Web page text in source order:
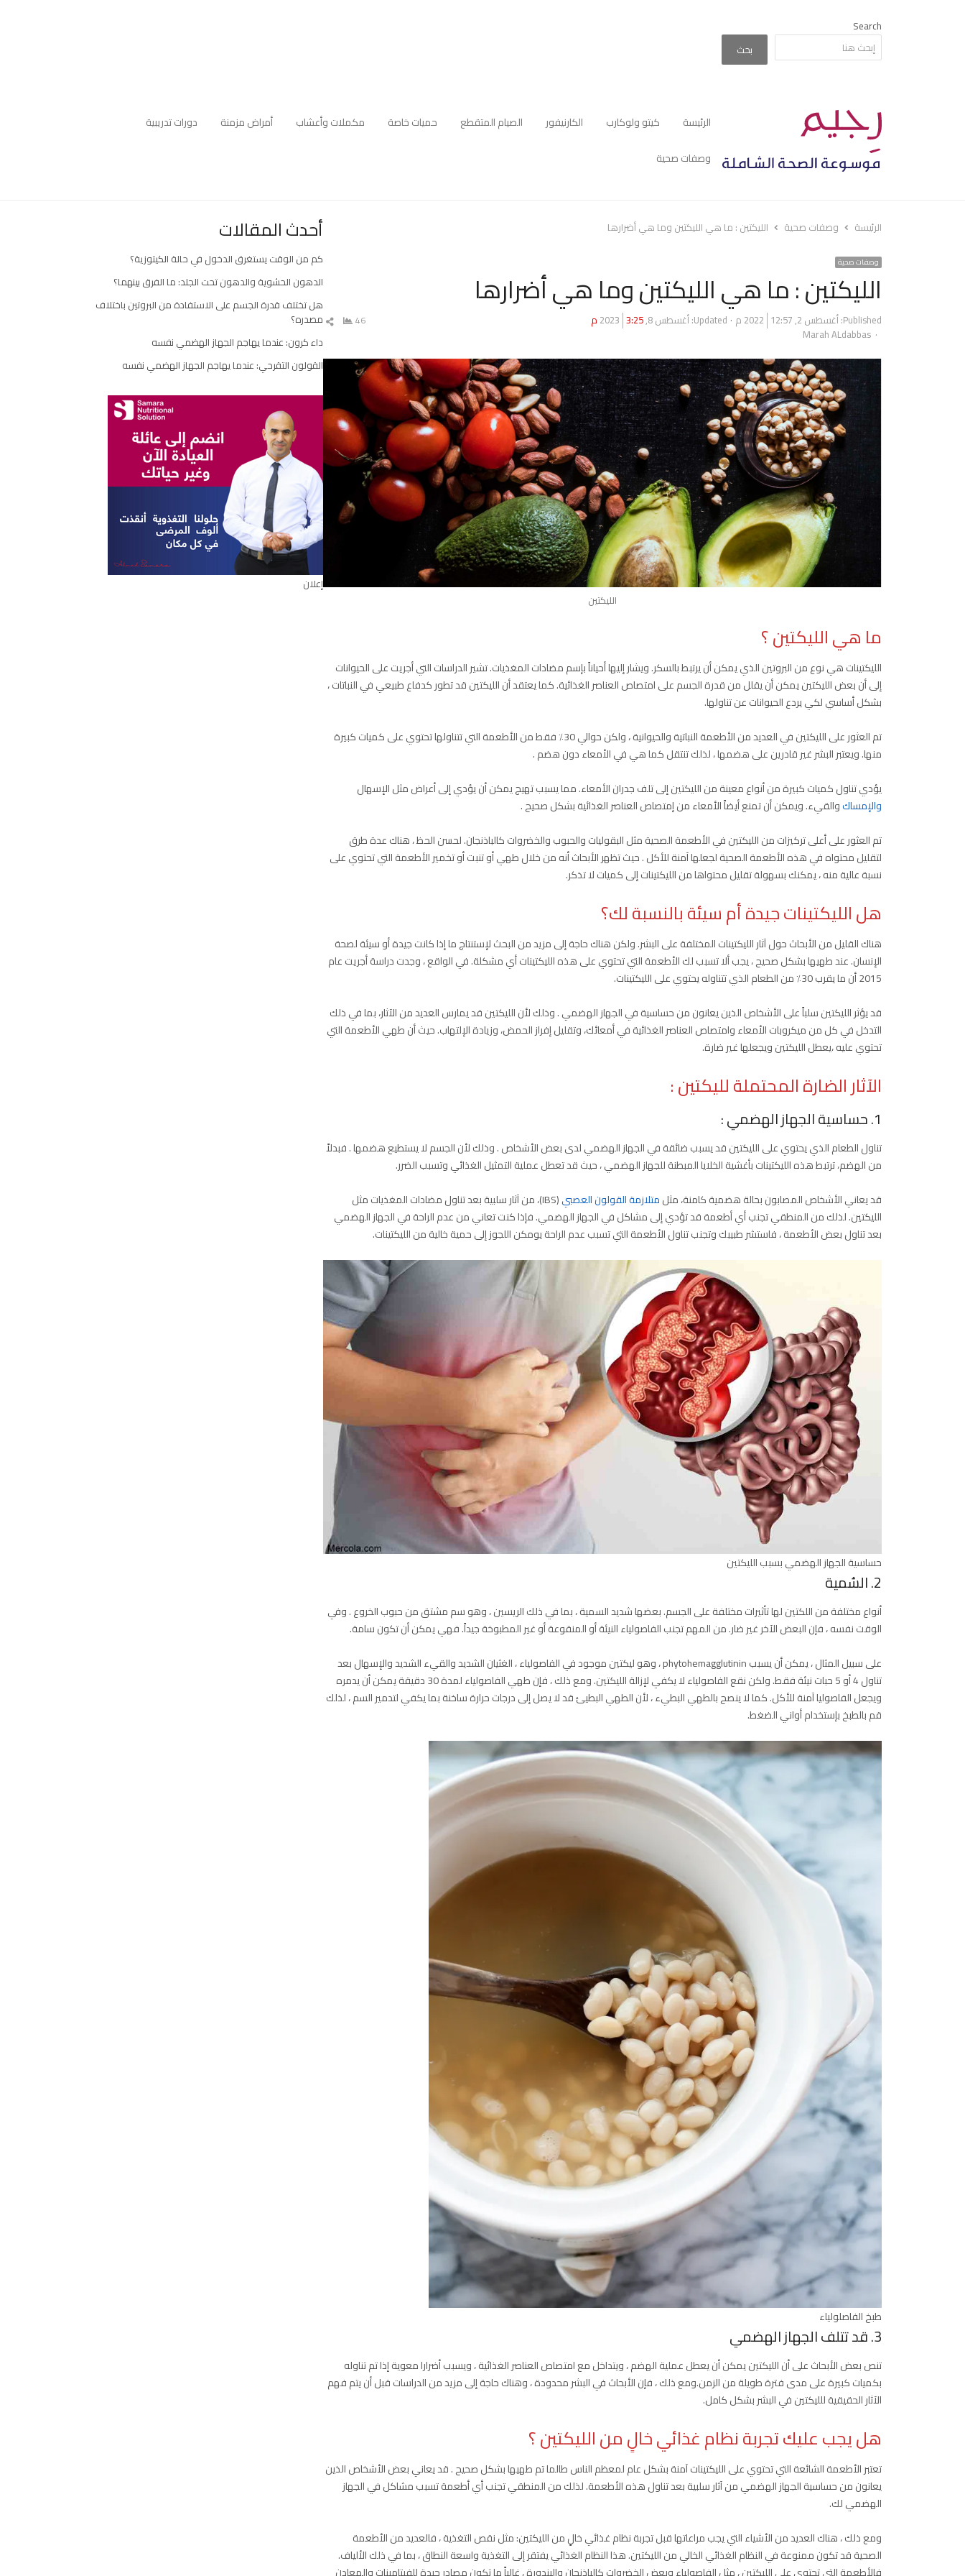
Search
بحث
الرئيسة كيتو ولوكارب الكارنيفور الصيام المتقطع حميات خاصة مكملات وأعشاب أمراض مزمنة
دورات تدريبية
وصفات صحية
الرئيسة وصفات صحية الليكتين : ما هي الليكتين وما هي أضرارها
وصفات صحية
الليكتين : ما هي الليكتين وما هي أضرارها
Published: أغسطس 2, 2022 12:57 م Updated: أغسطس 8, 2023 3:25 م
Author
Marah ALdabbas
46
شارك
المقال
الليكتين
ما هي الليكتين ؟
الليكتينات هي نوع من البروتين الذي يمكن أن يرتبط بالسكر. ويشار إليها أحياناً بإسم مضادات المغذيات. تشير الدراسات التي أجريت على الحيوانات
إلى أن بعض الليكتين يمكن أن يقلل من قدرة الجسم على امتصاص العناصر الغذائية. كما يعتقد أن الليكتين قد تطور كدفاع طبيعي في النباتات ،
بشكل أساسي لكي يردع الحيوانات عن تناولها.
تم العثور على الليكتين في العديد من الأطعمة النباتية والحيوانية ، ولكن حوالي 30٪ فقط من الأطعمة التي تتناولها تحتوي على كميات كبيرة
منها. ويعتبر البشر غير قادرين على هضمها ، لذلك تنتقل كما هي في الأمعاء دون هضم .
يؤدي تناول كميات كبيرة من أنواع معينة من الليكتين إلى تلف جدران الأمعاء. مما يسبب تهيج يمكن أن يؤدي إلى أعراض مثل الإسهال
والإمساكوالقيء. ويمكن أن تمنع أيضاً الأمعاء من إمتصاص العناصر الغذائية بشكل صحيح .
تم العثور على أعلى تركيزات من الليكتين في الأطعمة الصحية مثل البقوليات والحبوب والخضروات كالباذنجان. لحسن الحظ ، هناك عدة طرق
لتقليل محتواه في هذه الأطعمة الصحية لجعلها آمنة للأكل . حيث تظهر الأبحاث أنه من خلال طهي أو تنبت أو تخمير الأطعمة التي تحتوي على
نسبة عالية منه ، يمكنك بسهولة تقليل محتواها من الليكتينات إلى كميات لا تذكر.
هل الليكتينات جيدة أم سيئة بالنسبة لك؟
هناك القليل من الأبحاث حول آثار الليكتينات المختلفة على البشر. ولكن هناك حاجة إلى مزيد من البحث لإستنتاج ما إذا كانت جيدة أو سيئة لصحة
الإنسان. عند طهيها بشكل صحيح ، يجب ألا تسبب لك الأطعمة التي تحتوي على هذه الليكتينات أي مشكلة. في الواقع ، وجدت دراسة أجريت عام
2015 أن ما يقرب 30٪ من الطعام الذي تتناوله يحتوي على الليكتينات.
قد يؤثر الليكتين سلباً على الأشخاص الذين يعانون من حساسية في الجهاز الهضمي . وذلك لأن الليكتين قد يمارس العديد من الآثار، بما في ذلك
التدخل في كل من ميكروبات الأمعاء وامتصاص العناصر الغذائية في أمعائك، وتقليل إفراز الحمض، وزيادة الإلتهاب. حيث أن طهي الأطعمة التي
تحتوي عليه ،يعطل الليكتين ويجعلها غير ضارة.
الآثار الضارة المحتملة لليكتين :
1. حساسية الجهاز الهضمي :
تناول الطعام الذي يحتوي على الليكتين قد يسبب ضائقة في الجهاز الهضمي لدى بعض الأشخاص . وذلك لأن الجسم لا يستطيع هضمها . فبدلاً
من الهضم، ترتبط هذه الليكتينات بأغشية الخلايا المبطنة للجهاز الهضمي ، حيث قد تعطل عملية التمثيل الغذائي وتسبب الضرر.
قد يعاني الأشخاص المصابون بحالة هضمية كامنة، مثلمتلازمة القولون العصبي
(IBS)، من آثار سلبية بعد تناول مضادات المغذيات مثل
الليكتين. لذلك من المنطقي تجنب أي أطعمة قد تؤدي إلى مشاكل في الجهاز الهضمي. فإذا كنت تعاني من عدم الراحة في الجهاز الهضمي
بعد تناول بعض الأطعمة ، فاستشر طبيبك وتجنب تناول الأطعمة التي تسبب عدم الراحة يومكن اللجوز إلى حمية خالية من الليكتينات.
حساسية الجهاز الهضمي بسبب الليكتين
2. السُمية
أنواع مختلفة من اللكتين لها تأثيرات مختلفة على الجسم. بعضها شديد السمية ، بما في ذلك الريسين ، وهو سم مشتق من حبوب الخروع . وفي
الوقت نفسه ، فإن البعض الآخر غير ضار. من المهم تجنب الفاصولياء النيئة أو المنقوعة أو غير المطبوخة جيداً. فهي يمكن أن تكون سامة.
على سبيل المثال ، يمكن أن يسبب phytohemagglutinin ، وهو ليكتين موجود في الفاصولياء ، الغثيان الشديد والقيء الشديد والإسهال بعد
تناول 4 أو 5 حبات نيئة فقط. ولكن نقع الفاصولياء لا يكفي لإزالة الليكتين. ومع ذلك ، فإن طهي الفاصولياء لمدة 30 دقيقة يمكن أن يدمره
ويجعل الفاصوليا آمنة للأكل. كما لا ينصح بالطهي البطيء ، لأن الطهي البطيئ قد لا يصل إلى درجات حرارة ساخنة بما يكفي لتدمير السم ، لذلك
قم بالطبخ بإستخدام أواني الضغط.
طبخ الفاصلولياء
3. قد تتلف الجهاز الهضمي
تنص بعض الأبحاث على أن الليكتين يمكن أن يعطل عملية الهضم ، ويتداخل مع امتصاص العناصر الغذائية ، ويسبب أضرارا معوية إذا تم تناوله
بكميات كبيرة على مدى فترة طويلة من الزمن.ومع ذلك ، فإن الأبحاث في البشر محدودة ، وهناك حاجة إلى مزيد من الدراسات قبل أن يتم فهم
الآثار الحقيقية للليكتين في البشر بشكل كامل.
هل يجب عليك تجربة نظام غذائي خالٍ من الليكتين ؟
تعتبر الأطعمة الشائعة التي تحتوي على الليكتينات آمنة بشكل عام لمعظم الناس طالما تم طهيها بشكل صحيح . قد يعاني بعض الأشخاص الذين
يعانون من حساسية الجهاز الهضمي من آثار سلبية بعد تناول هذه الأطعمة. لذلك من المنطقي تجنب أي أطعمة تسبب مشاكل في الجهاز
الهضمي لك.
ومع ذلك ، هناك العديد من الأشياء التي يجب مراعاتها قبل تجربة نظام غذائي خالٍ من الليكتين: مثل نقص التغذية ، فالعديد من الأطعمة
الصحية قد تكون ممنوعة في النظام الغذائي الخالي من الليكتين. هذا النظام الغذائي يفتقر إلى التغذية واسعة النطاق ، بما في ذلك الألياف.
أحدث المقالات
كم من الوقت يستغرق الدخول في حالة الكيتوزية؟
الدهون الحشوية والدهون تحت الجلد: ما الفرق بينهما؟
هل تختلف قدرة الجسم على الاستفادة من البروتين باختلاف
مصدره؟
داء كرون: عندما يهاجم الجهاز الهضمي نفسه
القولون التقرحي: عندما يهاجم الجهاز الهضمي نفسه
إعلان